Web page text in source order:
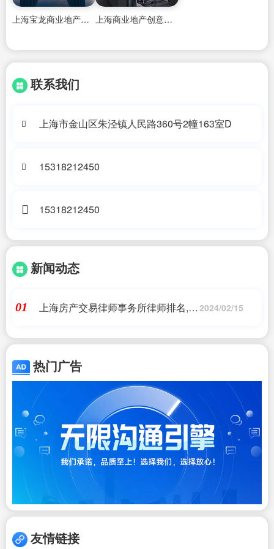
上海宝龙商业地产管理有限公司常州分公司 上海商业地产创意商业美陈道具
联系我们
上海市金山区朱泾镇人民路360号2幢163室D
15318212450
15318212450
新闻动态
01
上海房产交易律师事务所律师排名,二
几家?
2024/02/15
热门广告
友情链接